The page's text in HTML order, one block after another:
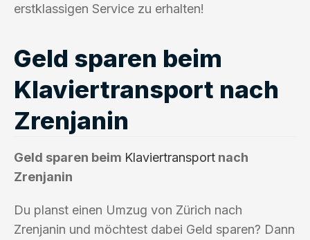
erstklassigen Service zu erhalten!
Geld sparen beim
Klaviertransport nach
Zrenjanin
Geld sparen beim Klaviertransport nach
Zrenjanin
Du planst einen Umzug von Zürich nach
Zrenjanin und möchtest dabei Geld sparen? Dann